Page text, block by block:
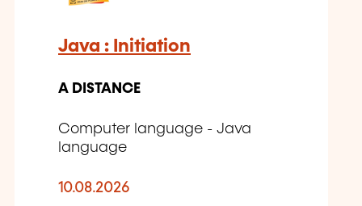
Java : Initiation
A DISTANCE
Computer language - Java
language
10.08.2026